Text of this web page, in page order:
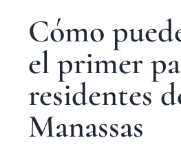
Cómo
el primer
residentes
Manassas